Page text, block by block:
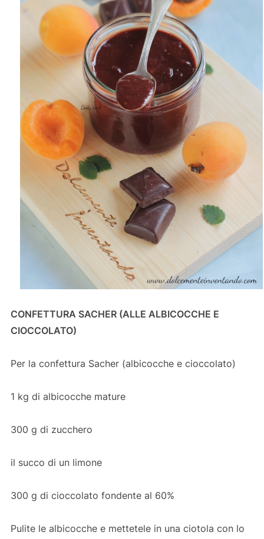
CONFETTURA SACHER (ALLE ALBICOCCHE E
CIOCCOLATO)
Per la confettura Sacher (albicocche e cioccolato)
1 kg di albicocche mature
300 g di zucchero
il succo di un limone
300 g di cioccolato fondente al 60%
Pulite le albicocche e mettetele in una ciotola con lo